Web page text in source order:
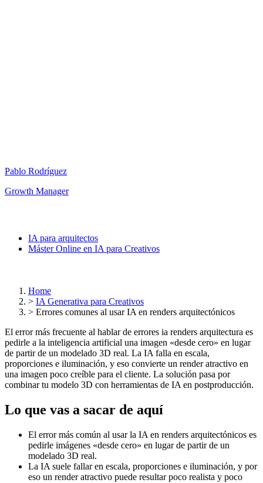
Pablo Rodríguez
Growth Manager
IA para arquitectos
Máster Online en IA para Creativos
Home
> IA Generativa para Creativos
> Errores comunes al usar IA en renders arquitectónicos
El error más frecuente al hablar de errores ia renders arquitectura es
pedirle a la inteligencia artificial una imagen «desde cero» en lugar
de partir de un modelado 3D real. La IA falla en escala,
proporciones e iluminación, y eso convierte un render atractivo en
una imagen poco creíble para el cliente. La solución pasa por
combinar tu modelo 3D con herramientas de IA en postproducción.
Lo que vas a sacar de aquí
El error más común al usar la IA en renders arquitectónicos es
pedirle imágenes «desde cero» en lugar de partir de un
modelado 3D real.
La IA suele fallar en escala, proporciones e iluminación, y por
eso un render atractivo puede resultar poco realista y poco